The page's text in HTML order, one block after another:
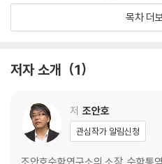
1-6. 수세기(3): 몇씩 커지는 수들의
1-7. 자릿수, 자릿값, 자리에 있는 수,
1-10. 짝수와 홀수
1-12. 분수의 뜻
1-13. 분수의 분모와 분자는 모두 자연
1-14. 분수의 종류
1-15. 분수의 중요한 기준: 단위분수
목차 더
저자 소개 1
저 조안호
관심작가 알림신청